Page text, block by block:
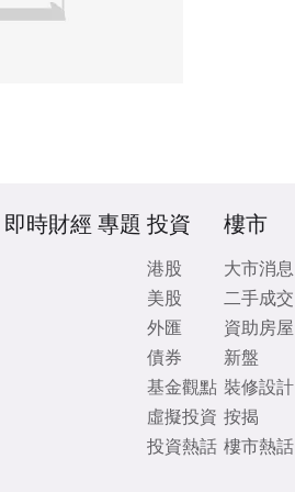
即時財經 專題 投資
港股
美股
外匯
債券
基金觀點
虛擬投資
投資熱話
樓市
大市消息
二手成交
資助房屋
新盤
裝修設計
按揭
樓市熱話